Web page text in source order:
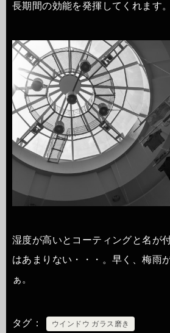
長期間の効能を発揮してくれます。
湿度が高いとコーティングと名が
はあまりない・・・。早く、梅雨
ぁ。
タグ ウインドウ ガラス磨き